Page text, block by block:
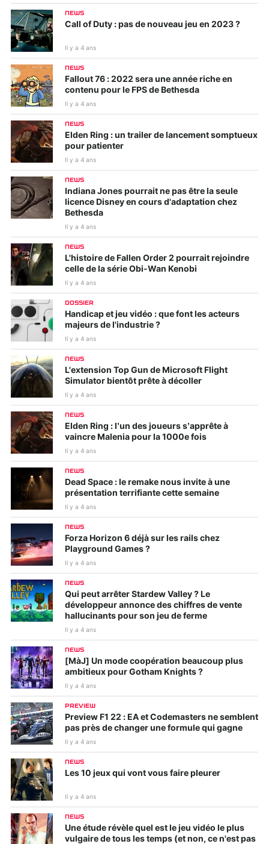
NEWS
Call of Duty : pas de nouveau jeu en 2023 ?
Il y a 4 ans
NEWS
Fallout 76 : 2022 sera une année riche en
contenu pour le FPS de Bethesda
Il y a 4 ans
NEWS
Elden Ring : un trailer de lancement somptueux
pour patienter
Il y a 4 ans
NEWS
Indiana Jones pourrait ne pas être la seule
licence Disney en cours d'adaptation chez
Bethesda
Il y a 4 ans
NEWS
L'histoire de Fallen Order 2 pourrait rejoindre
celle de la série Obi-Wan Kenobi
Il y a 4 ans
DOSSIER
Handicap et jeu vidéo : que font les acteurs
majeurs de l'industrie ?
Il y a 4 ans
NEWS
L'extension Top Gun de Microsoft Flight
Simulator bientôt prête à décoller
Il y a 4 ans
NEWS
Elden Ring : l’un des joueurs s’apprête à
vaincre Malenia pour la 1000e fois
Il y a 4 ans
NEWS
Dead Space : le remake nous invite à une
présentation terrifiante cette semaine
Il y a 4 ans
NEWS
Forza Horizon 6 déjà sur les rails chez
Playground Games ?
Il y a 4 ans
NEWS
Qui peut arrêter Stardew Valley ? Le
développeur annonce des chiffres de vente
hallucinants pour son jeu de ferme
Il y a 4 ans
NEWS
[MàJ] Un mode coopération beaucoup plus
ambitieux pour Gotham Knights ?
Il y a 4 ans
PREVIEW
Preview F1 22 : EA et Codemasters ne semblent
pas près de changer une formule qui gagne
Il y a 4 ans
NEWS
Les 10 jeux qui vont vous faire pleurer
Il y a 4 ans
NEWS
Une étude révèle quel est le jeu vidéo le plus
vulgaire de tous les temps (et non, ce n'est pas